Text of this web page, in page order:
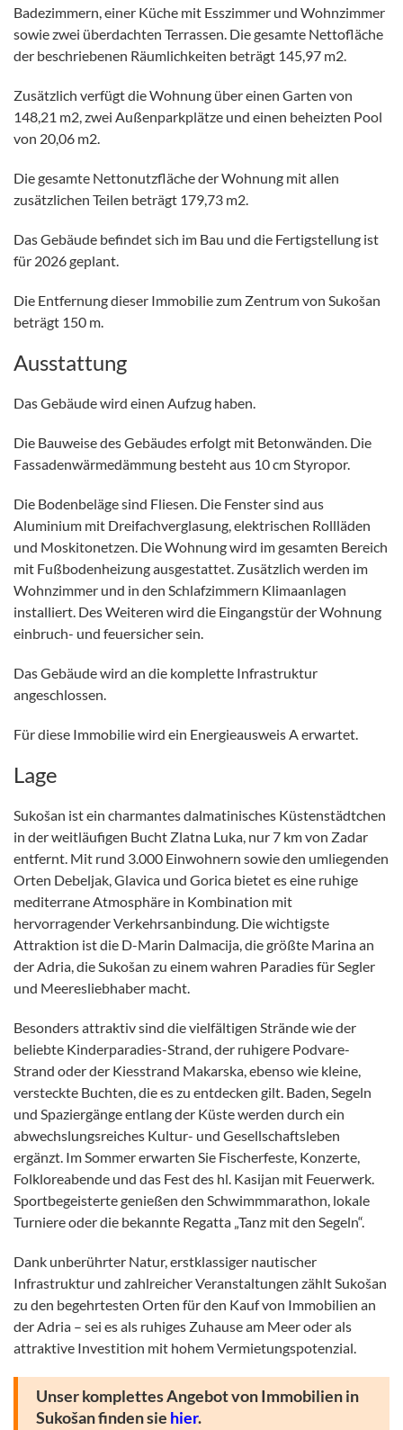
Badezimmern, einer Küche mit Esszimmer und Wohnzimmer
sowie zwei überdachten Terrassen. Die gesamte Nettofläche
der beschriebenen Räumlichkeiten beträgt 145,97 m2.
Zusätzlich verfügt die Wohnung über einen Garten von
148,21 m2, zwei Außenparkplätze und einen beheizten Pool
von 20,06 m2.
Die gesamte Nettonutzfläche der Wohnung mit allen
zusätzlichen Teilen beträgt 179,73 m2.
Das Gebäude befindet sich im Bau und die Fertigstellung ist
für 2026 geplant.
Die Entfernung dieser Immobilie zum Zentrum von Sukošan
beträgt 150 m.
Ausstattung
Das Gebäude wird einen Aufzug haben.
Die Bauweise des Gebäudes erfolgt mit Betonwänden. Die
Fassadenwärmedämmung besteht aus 10 cm Styropor.
Die Bodenbeläge sind Fliesen. Die Fenster sind aus
Aluminium mit Dreifachverglasung, elektrischen Rollläden
und Moskitonetzen. Die Wohnung wird im gesamten Bereich
mit Fußbodenheizung ausgestattet. Zusätzlich werden im
Wohnzimmer und in den Schlafzimmern Klimaanlagen
installiert. Des Weiteren wird die Eingangstür der Wohnung
einbruch- und feuersicher sein.
Das Gebäude wird an die komplette Infrastruktur
angeschlossen.
Für diese Immobilie wird ein Energieausweis A erwartet.
Lage
Sukošan ist ein charmantes dalmatinisches Küstenstädtchen
in der weitläufigen Bucht Zlatna Luka, nur 7 km von Zadar
entfernt. Mit rund 3.000 Einwohnern sowie den umliegenden
Orten Debeljak, Glavica und Gorica bietet es eine ruhige
mediterrane Atmosphäre in Kombination mit
hervorragender Verkehrsanbindung. Die wichtigste
Attraktion ist die D-Marin Dalmacija, die größte Marina an
der Adria, die Sukošan zu einem wahren Paradies für Segler
und Meeresliebhaber macht.
Besonders attraktiv sind die vielfältigen Strände wie der
beliebte Kinderparadies-Strand, der ruhigere Podvare-
Strand oder der Kiesstrand Makarska, ebenso wie kleine,
versteckte Buchten, die es zu entdecken gilt. Baden, Segeln
und Spaziergänge entlang der Küste werden durch ein
abwechslungsreiches Kultur- und Gesellschaftsleben
ergänzt. Im Sommer erwarten Sie Fischerfeste, Konzerte,
Folkloreabende und das Fest des hl. Kasijan mit Feuerwerk.
Sportbegeisterte genießen den Schwimmmarathon, lokale
Turniere oder die bekannte Regatta „Tanz mit den Segeln“.
Dank unberührter Natur, erstklassiger nautischer
Infrastruktur und zahlreicher Veranstaltungen zählt Sukošan
zu den begehrtesten Orten für den Kauf von Immobilien an
der Adria – sei es als ruhiges Zuhause am Meer oder als
attraktive Investition mit hohem Vermietungspotenzial.
Unser komplettes Angebot von Immobilien in
Sukošan finden sie hier.